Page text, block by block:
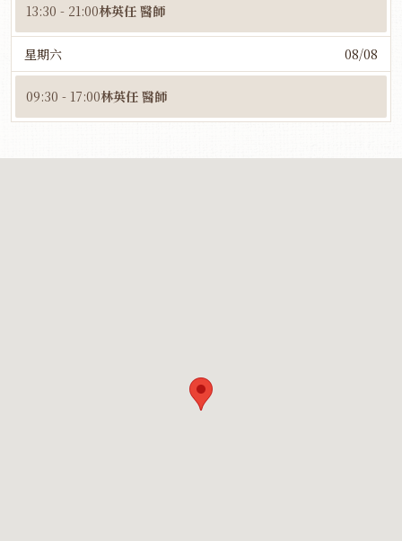
13:30 - 21:00林英任 醫師
星期六 08/08
09:30 - 17:00林英任 醫師